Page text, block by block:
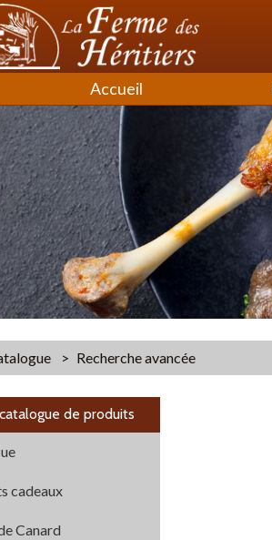
Accueil
Recherche avancée
de produits
cadeaux
Canard